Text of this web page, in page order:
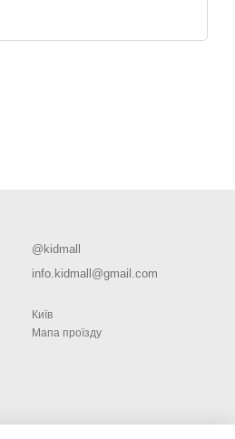
@kidmall
info.kidmall@gmail.com
Київ
Мапа проїзду